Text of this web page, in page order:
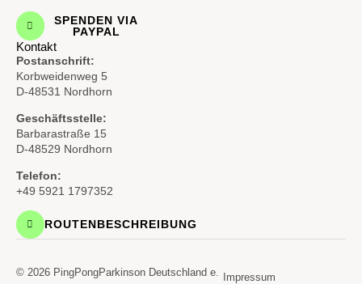
SPENDEN VIA
PAYPAL
Kontakt
Postanschrift:
Korbweidenweg 5
D-48531 Nordhorn
Geschäftsstelle:
Barbarastraße 15
D-48529 Nordhorn
Telefon:
+49 5921 1797352
ROUTENBESCHREIBUNG
© 2026 PingPongParkinson Deutschland e.
Impressum